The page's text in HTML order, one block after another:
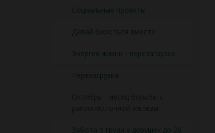
Социальные проекты
Давай бороться вместе
Энергия жизни - перезагрузка
Перезагрузка
Забота о груди у девушек до 20